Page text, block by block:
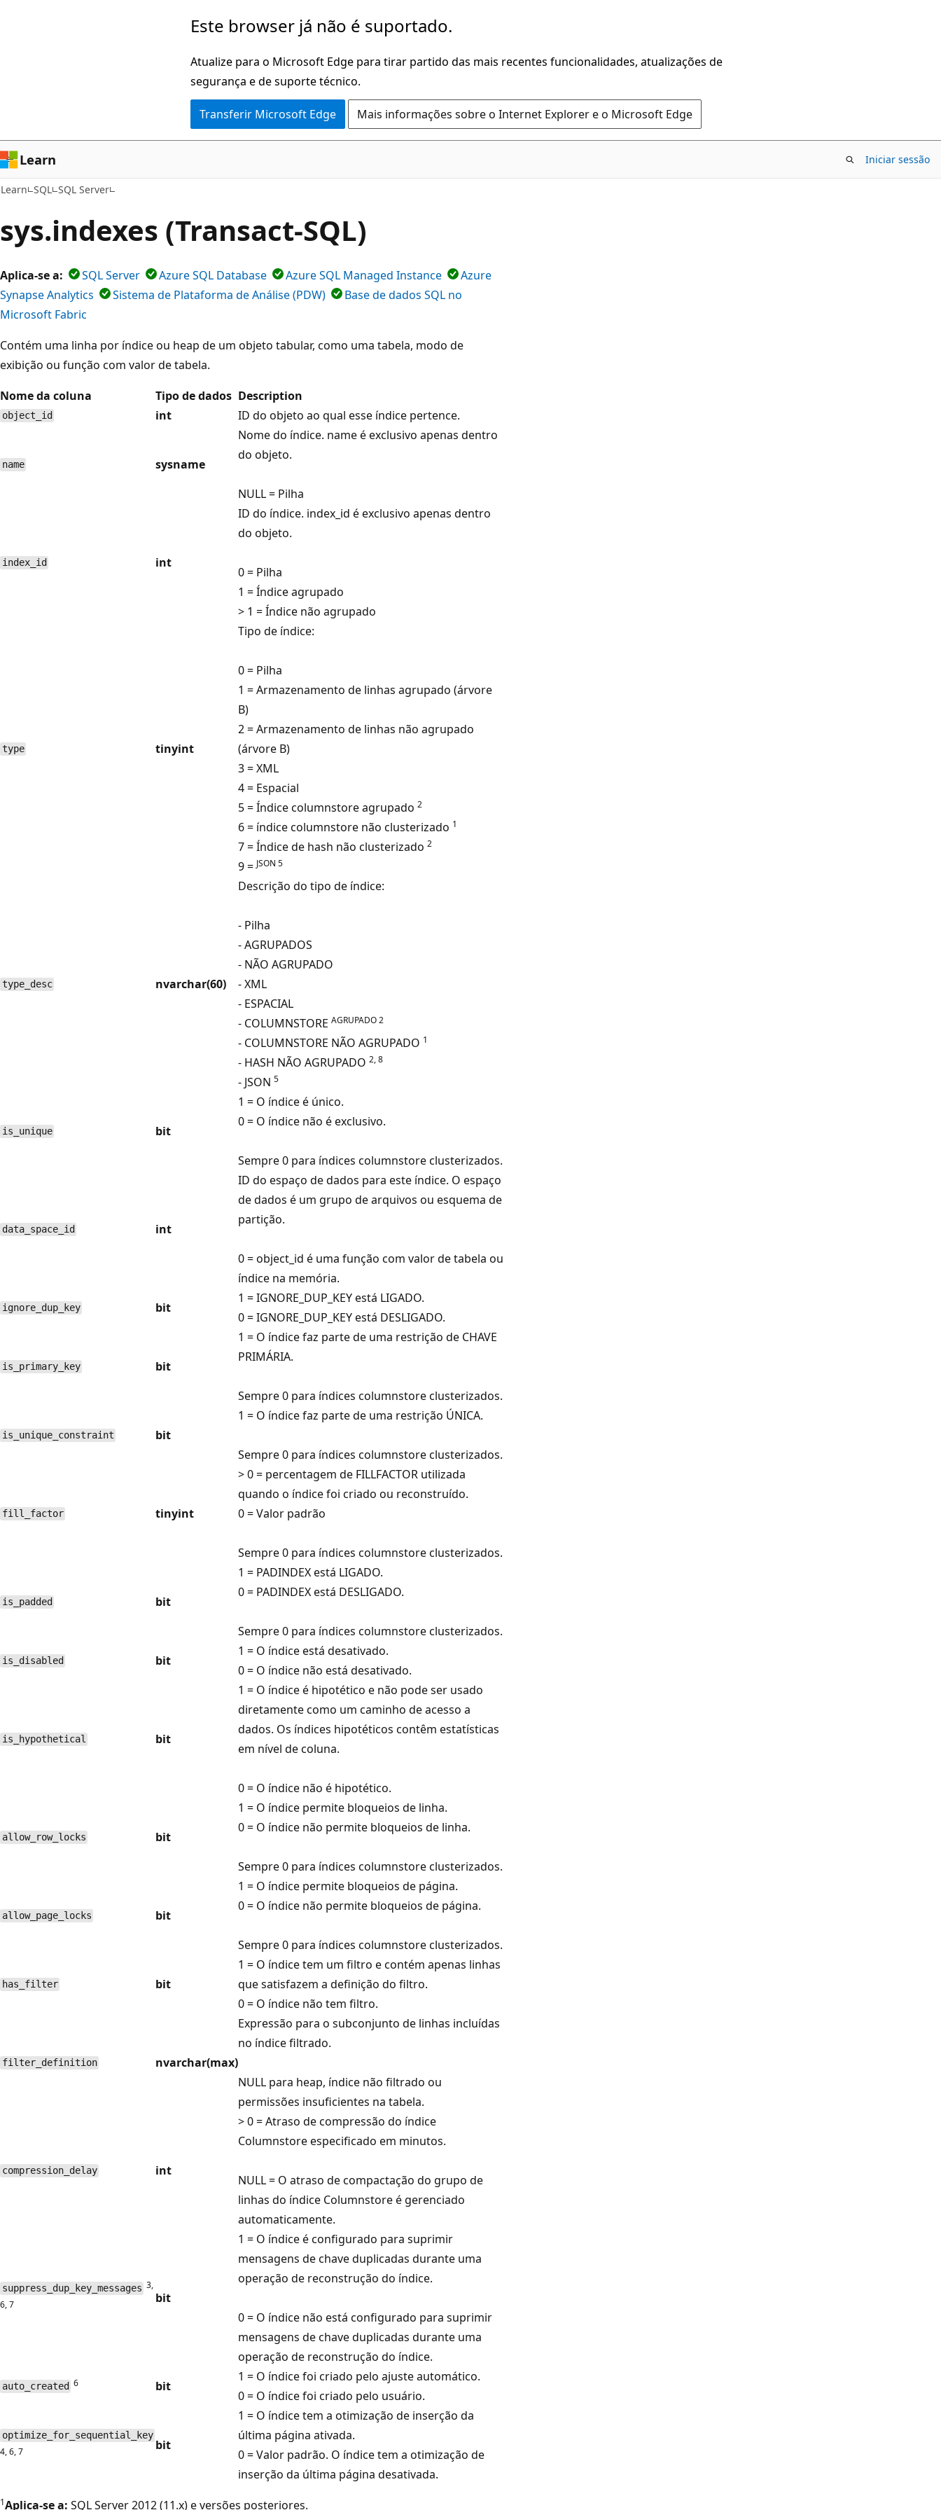
Este browser já não é suportado.
Atualize para o Microsoft Edge para tirar partido das mais recentes funcionalidades, atualizações de
segurança e de suporte técnico.
Transferir Microsoft Edge Mais informações sobre o Internet Explorer e o Microsoft Edge
Learn Iniciar sessão
Learn SQL SQL Server
sys.indexes (Transact-SQL)
Aplica-se a: SQL Server Azure SQL Database Azure SQL Managed Instance
Azure
Synapse Analytics
Sistema de Plataforma de Análise (PDW)
Base de dados SQL no
Microsoft Fabric
Contém uma linha por índice ou heap de um objeto tabular, como uma tabela, modo de
exibição ou função com valor de tabela.
Nome da coluna
Tipo de dados Description
object_id int ID do objeto ao qual esse índice pertence.
name sysname
Nome do índice. name é exclusivo apenas dentro
do objeto.
NULL = Pilha
index_id int
ID do índice. index_id é exclusivo apenas dentro
do objeto.
0 = Pilha
1 = Índice agrupado
> 1 = Índice não agrupado
type tinyint
Tipo de índice:
0 = Pilha
1 = Armazenamento de linhas agrupado (árvore
B)
2 = Armazenamento de linhas não agrupado
(árvore B)
3 = XML
4 = Espacial
5 = Índice columnstore agrupado 2
6 = índice columnstore não clusterizado 1
7 = Índice de hash não clusterizado 2
9 =JSON 5
type_desc nvarchar(60)
Descrição do tipo de índice:
- Pilha
- AGRUPADOS
- NÃO AGRUPADO
- XML
- ESPACIAL
- COLUMNSTORE AGRUPADO 2
- COLUMNSTORE NÃO AGRUPADO 1
- HASH NÃO AGRUPADO 2, 8
- JSON 5
is_unique bit
1 = O índice é único.
0 = O índice não é exclusivo.
Sempre 0 para índices columnstore clusterizados.
data_space_id int
ID do espaço de dados para este índice. O espaço
de dados é um grupo de arquivos ou esquema de
partição.
0 = object_id é uma função com valor de tabela ou
índice na memória.
ignore_dup_key bit
1 = IGNORE_DUP_KEY está LIGADO.
0 = IGNORE_DUP_KEY está DESLIGADO.
is_primary_key bit
1 = O índice faz parte de uma restrição de CHAVE
PRIMÁRIA.
Sempre 0 para índices columnstore clusterizados.
is_unique_constraint bit
1 = O índice faz parte de uma restrição ÚNICA.
Sempre 0 para índices columnstore clusterizados.
fill_factor tinyint
> 0 = percentagem de FILLFACTOR utilizada
quando o índice foi criado ou reconstruído.
0 = Valor padrão
Sempre 0 para índices columnstore clusterizados.
is_padded bit
1 = PADINDEX está LIGADO.
0 = PADINDEX está DESLIGADO.
Sempre 0 para índices columnstore clusterizados.
is_disabled bit
1 = O índice está desativado.
0 = O índice não está desativado.
is_hypothetical bit
1 = O índice é hipotético e não pode ser usado
diretamente como um caminho de acesso a
dados. Os índices hipotéticos contêm estatísticas
em nível de coluna.
0 = O índice não é hipotético.
allow_row_locks bit
1 = O índice permite bloqueios de linha.
0 = O índice não permite bloqueios de linha.
Sempre 0 para índices columnstore clusterizados.
allow_page_locks bit
1 = O índice permite bloqueios de página.
0 = O índice não permite bloqueios de página.
Sempre 0 para índices columnstore clusterizados.
has_filter bit
1 = O índice tem um filtro e contém apenas linhas
que satisfazem a definição do filtro.
0 = O índice não tem filtro.
filter_definition nvarchar(max)
Expressão para o subconjunto de linhas incluídas
no índice filtrado.
NULL para heap, índice não filtrado ou
permissões insuficientes na tabela.
compression_delay int
> 0 = Atraso de compressão do índice
Columnstore especificado em minutos.
NULL = O atraso de compactação do grupo de
linhas do índice Columnstore é gerenciado
automaticamente.
suppress_dup_key_messages 3,
6, 7
bit
1 = O índice é configurado para suprimir
mensagens de chave duplicadas durante uma
operação de reconstrução do índice.
0 = O índice não está configurado para suprimir
mensagens de chave duplicadas durante uma
operação de reconstrução do índice.
auto_created 6 bit
1 = O índice foi criado pelo ajuste automático.
0 = O índice foi criado pelo usuário.
optimize_for_sequential_key
4, 6, 7 bit
1 = O índice tem a otimização de inserção da
última página ativada.
0 = Valor padrão. O índice tem a otimização de
inserção da última página desativada.
1Aplica-se a: SQL Server 2012 (11.x) e versões posteriores.